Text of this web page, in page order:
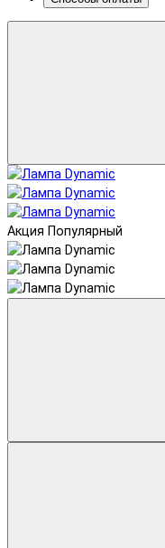
Акция Популярный